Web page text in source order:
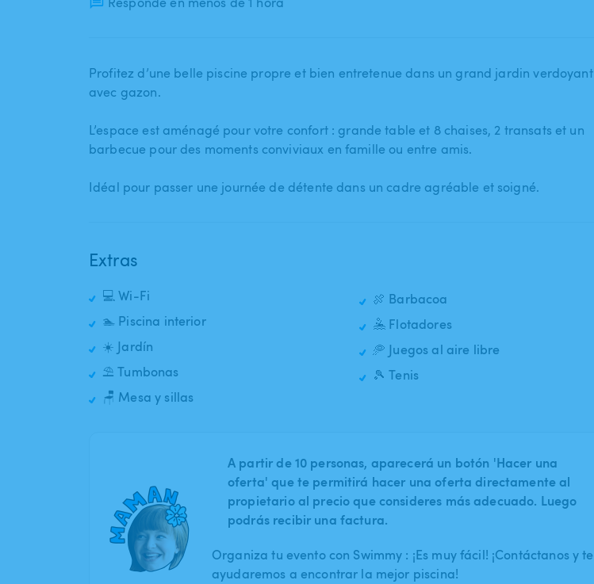
Profitez d’une belle piscine propre et bien entretenue dans un grand jardin verdoyant
avec gazon.
L’espace est aménagé pour votre confort : grande table et 8 chaises​,​ 2 transats et un
barbecue pour des moments conviviaux en famille ou entre amis.
Idéal pour passer une journée de détente dans un cadre agréable et soigné.
Extras
💻 Wi-Fi
🏊 Piscina interior
☀️ Jardín
⛱️ Tumbonas
🪑 Mesa y sillas
🍖 Barbacoa
🤽 Flotadores
🥏 Juegos al aire libre
🎾 Tenis
A partir de 10 personas, aparecerá un botón 'Hacer una
oferta' que te permitirá hacer una oferta directamente al
propietario al precio que consideres más adecuado. Luego
podrás recibir una factura.
Organiza tu evento con Swimmy : ¡Es muy fácil! ¡Contáctanos y te
ayudaremos a encontrar la mejor piscina!